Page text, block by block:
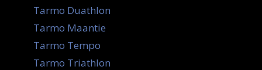
Tarmo Duathlon
Tarmo Maantie
Tarmo Tempo
Tarmo Triathlon